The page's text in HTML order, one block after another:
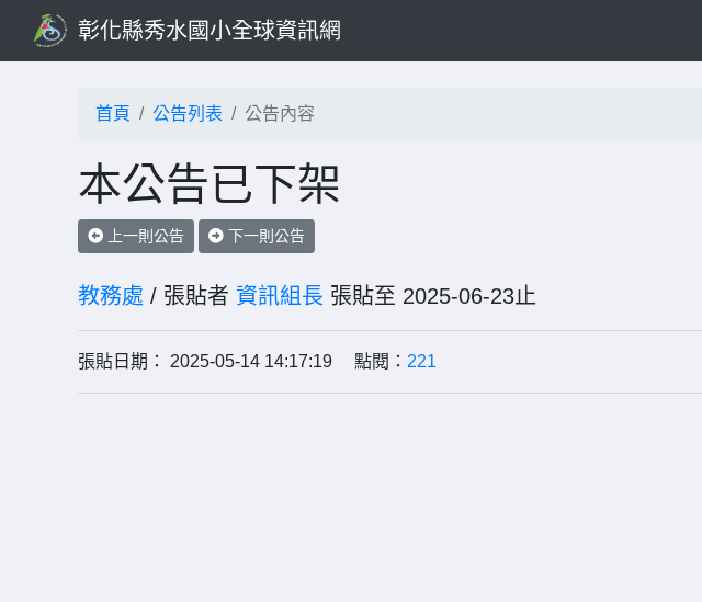
彰化縣秀水國小全球資訊網
首頁 公告列表 公告內容
本公告已下架
上一則公告 下一則公告
教務處 / 張貼者 資訊組長 張貼至 2025-06-23止
張貼日期： 2025-05-14 14:17:19 點閱： 221